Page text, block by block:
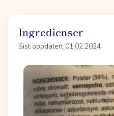
Ingredienser
Sist oppdatert 01.02.2024